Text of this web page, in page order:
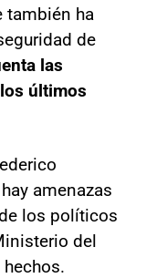
también ha
de
las
últimos
amenazas
los políticos
del